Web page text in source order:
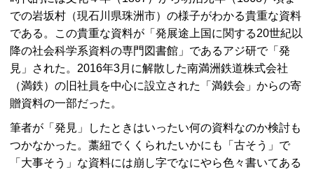
での岩坂村（現石川県珠洲市）の様子がわかる貴重な資料
である。この貴重な資料が「発展途上国に関する20世紀以
降の社会科学系資料の専門図書館」であるアジ研で「発
見」された。2016年3月に解散した南満洲鉄道株式会社
（満鉄）の旧社員を中心に設立された「満鉄会」からの寄
贈資料の一部だった。
筆者が「発見」したときはいったい何の資料なのか検討も
つかなかった。藁紐でくくられたいかにも「古そう」で
「大事そう」な資料には崩し字でなにやら色々書いてある